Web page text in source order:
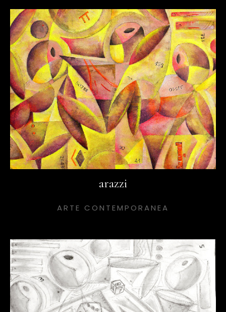
arazzi
ARTE CONTEMPORANEA